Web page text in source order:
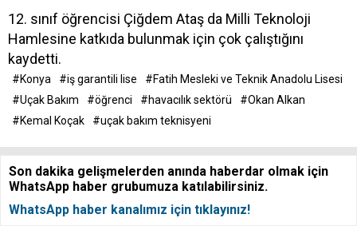
12. sınıf öğrencisi Çiğdem Ataş da Milli Teknoloji
Hamlesine katkıda bulunmak için çok çalıştığını
kaydetti.
#Konya #iş garantili lise
#Fatih Mesleki ve Teknik Anadolu Lisesi
#Uçak Bakım
#öğrenci #havacılık sektörü
#Okan Alkan
#Kemal Koçak
#uçak bakım teknisyeni
Son dakika gelişmelerden anında haberdar olmak için
WhatsApp haber grubumuza katılabilirsiniz.
WhatsApp haber kanalımız için tıklayınız!